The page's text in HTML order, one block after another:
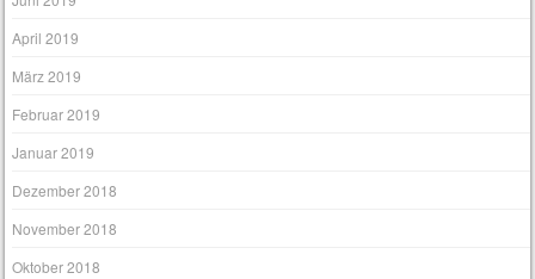
April 2019
März 2019
Februar 2019
Januar 2019
Dezember 2018
November 2018
Oktober 2018